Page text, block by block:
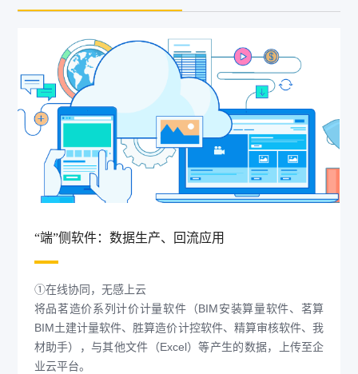
“端”侧软件：数据生产、回流应用
①在线协同，无感上云
将品茗造价系列计价计量软件（BIM安装算量软件、茗算
BIM土建计量软件、胜算造价计控软件、精算审核软件、我
材助手），与其他文件（Excel）等产生的数据，上传至企
业云平台。